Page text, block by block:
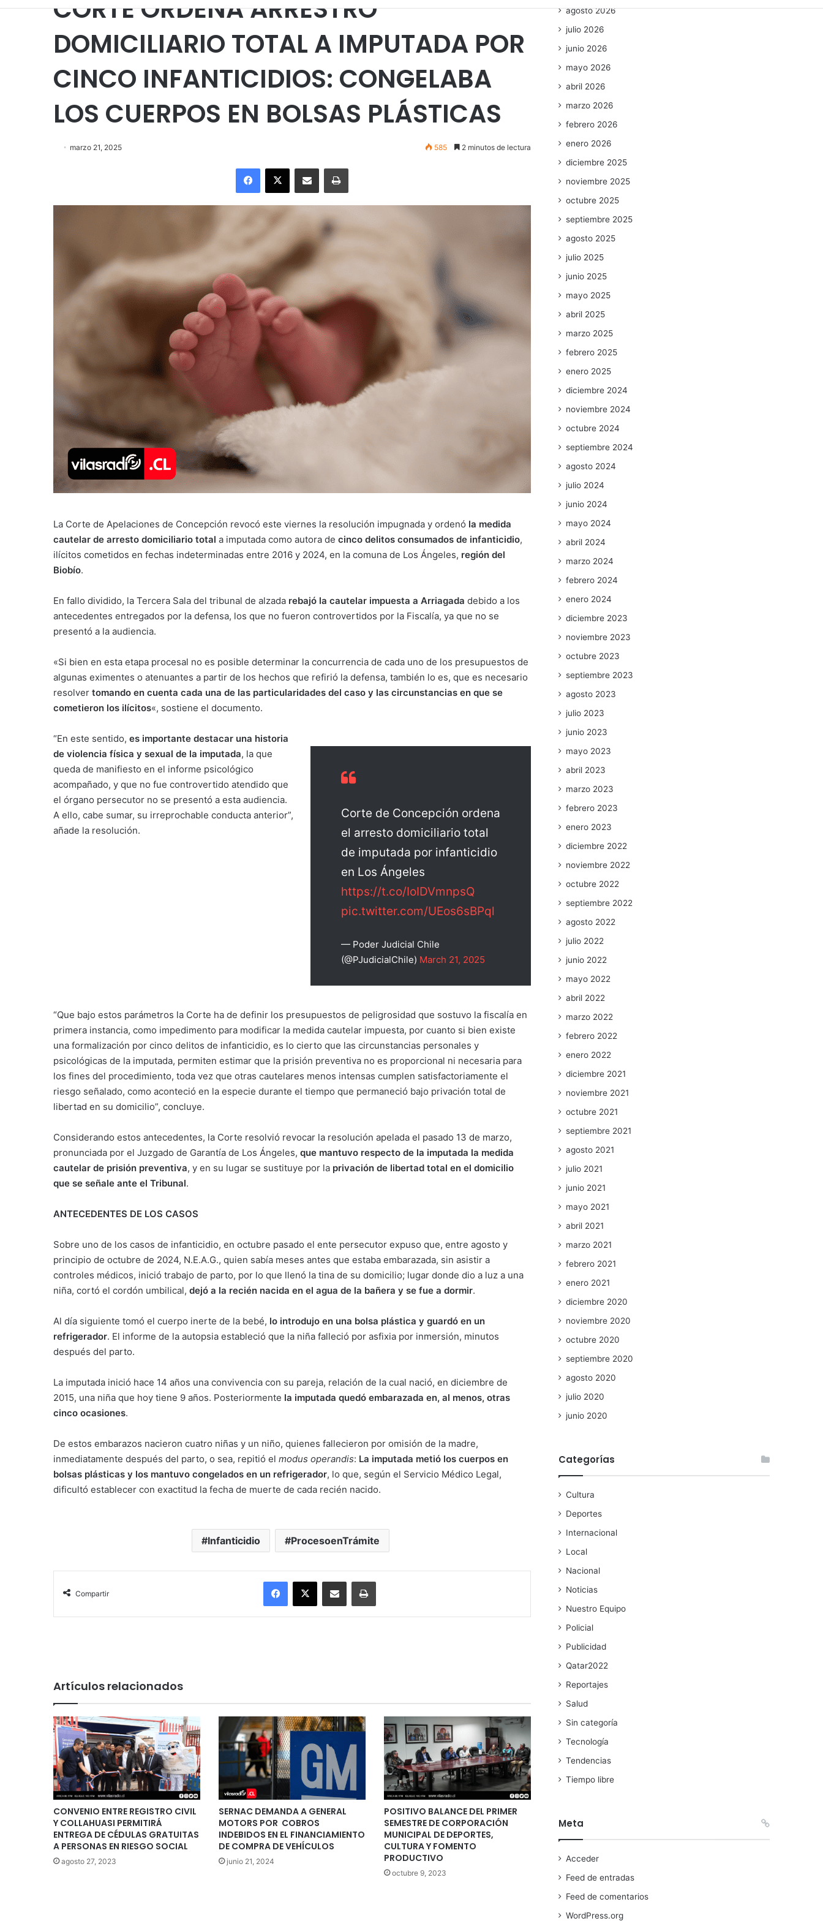
CORTE ORDENA ARRESTRO
DOMICILIARIO TOTAL A IMPUTADA POR
CINCO INFANTICIDIOS: CONGELABA
LOS CUERPOS EN BOLSAS PLÁSTICAS
marzo 21, 2025 585 2 minutos de lectura
Facebook
X Enviar vía email Imprimir
La Corte de Apelaciones de Concepción revocó este viernes la resolución impugnada y ordenó la medida
cautelar de arresto domiciliario total a imputada como autora de cinco delitos consumados de infanticidio,
ilícitos cometidos en fechas indeterminadas entre 2016 y 2024, en la comuna de Los Ángeles, región del
Biobío.
En fallo dividido, la Tercera Sala del tribunal de alzada rebajó la cautelar impuesta a Arriagada debido a los
antecedentes entregados por la defensa, los que no fueron controvertidos por la Fiscalía, ya que no se
presentó a la audiencia.
«Si bien en esta etapa procesal no es posible determinar la concurrencia de cada uno de los presupuestos de
algunas eximentes o atenuantes a partir de los hechos que refirió la defensa, también lo es, que es necesario
resolver tomando en cuenta cada una de las particularidades del caso y las circunstancias en que se
cometieron los ilícitos«, sostiene el documento.
Corte de Concepción ordena
el arresto domiciliario total
de imputada por infanticidio
en Los Ángeles
https://t.co/IoIDVmnpsQ
pic.twitter.com/UEos6sBPql
— Poder Judicial Chile
(@PJudicialChile) March 21, 2025
“En este sentido, es importante destacar una historia
de violencia física y sexual de la imputada, la que
queda de manifiesto en el informe psicológico
acompañado, y que no fue controvertido atendido que
el órgano persecutor no se presentó a esta audiencia.
A ello, cabe sumar, su irreprochable conducta anterior”,
añade la resolución.
“Que bajo estos parámetros la Corte ha de definir los presupuestos de peligrosidad que sostuvo la fiscalía en
primera instancia, como impedimento para modificar la medida cautelar impuesta, por cuanto si bien existe
una formalización por cinco delitos de infanticidio, es lo cierto que las circunstancias personales y
psicológicas de la imputada, permiten estimar que la prisión preventiva no es proporcional ni necesaria para
los fines del procedimiento, toda vez que otras cautelares menos intensas cumplen satisfactoriamente el
riesgo señalado, como aconteció en la especie durante el tiempo que permaneció bajo privación total de
libertad en su domicilio”, concluye.
Considerando estos antecedentes, la Corte resolvió revocar la resolución apelada el pasado 13 de marzo,
pronunciada por el Juzgado de Garantía de Los Ángeles, que mantuvo respecto de la imputada la medida
cautelar de prisión preventiva, y en su lugar se sustituye por la privación de libertad total en el domicilio
que se señale ante el Tribunal.
ANTECEDENTES DE LOS CASOS
Sobre uno de los casos de infanticidio, en octubre pasado el ente persecutor expuso que, entre agosto y
principio de octubre de 2024, N.E.A.G., quien sabía meses antes que estaba embarazada, sin asistir a
controles médicos, inició trabajo de parto, por lo que llenó la tina de su domicilio; lugar donde dio a luz a una
niña, cortó el cordón umbilical, dejó a la recién nacida en el agua de la bañera y se fue a dormir.
Al día siguiente tomó el cuerpo inerte de la bebé, lo introdujo en una bolsa plástica y guardó en un
refrigerador. El informe de la autopsia estableció que la niña falleció por asfixia por inmersión, minutos
después del parto.
La imputada inició hace 14 años una convivencia con su pareja, relación de la cual nació, en diciembre de
2015, una niña que hoy tiene 9 años. Posteriormente la imputada quedó embarazada en, al menos, otras
cinco ocasiones.
De estos embarazos nacieron cuatro niñas y un niño, quienes fallecieron por omisión de la madre,
inmediatamente después del parto, o sea, repitió el modus operandis: La imputada metió los cuerpos en
bolsas plásticas y los mantuvo congelados en un refrigerador, lo que, según el Servicio Médico Legal,
dificultó establecer con exactitud la fecha de muerte de cada recién nacido.
Infanticidio ProcesoenTrámite
Compartir
Facebook
X Enviar vía email Imprimir
Artículos relacionados
CONVENIO ENTRE REGISTRO CIVIL
Y COLLAHUASI PERMITIRÁ
ENTREGA DE CÉDULAS GRATUITAS
A PERSONAS EN RIESGO SOCIAL
agosto 27, 2023
SERNAC DEMANDA A GENERAL
MOTORS POR COBROS
INDEBIDOS EN EL FINANCIAMIENTO
DE COMPRA DE VEHÍCULOS
junio 21, 2024
POSITIVO BALANCE DEL PRIMER
SEMESTRE DE CORPORACIÓN
MUNICIPAL DE DEPORTES,
CULTURA Y FOMENTO
PRODUCTIVO
octubre 9, 2023
agosto 2026
julio 2026
junio 2026
mayo 2026
abril 2026
marzo 2026
febrero 2026
enero 2026
diciembre 2025
noviembre 2025
octubre 2025
septiembre 2025
agosto 2025
julio 2025
junio 2025
mayo 2025
abril 2025
marzo 2025
febrero 2025
enero 2025
diciembre 2024
noviembre 2024
octubre 2024
septiembre 2024
agosto 2024
julio 2024
junio 2024
mayo 2024
abril 2024
marzo 2024
febrero 2024
enero 2024
diciembre 2023
noviembre 2023
octubre 2023
septiembre 2023
agosto 2023
julio 2023
junio 2023
mayo 2023
abril 2023
marzo 2023
febrero 2023
enero 2023
diciembre 2022
noviembre 2022
octubre 2022
septiembre 2022
agosto 2022
julio 2022
junio 2022
mayo 2022
abril 2022
marzo 2022
febrero 2022
enero 2022
diciembre 2021
noviembre 2021
octubre 2021
septiembre 2021
agosto 2021
julio 2021
junio 2021
mayo 2021
abril 2021
marzo 2021
febrero 2021
enero 2021
diciembre 2020
noviembre 2020
octubre 2020
septiembre 2020
agosto 2020
julio 2020
junio 2020
Categorías
Cultura
Deportes
Internacional
Local
Nacional
Noticias
Nuestro Equipo
Policial
Publicidad
Qatar2022
Reportajes
Salud
Sin categoría
Tecnología
Tendencias
Tiempo libre
Meta
Acceder
Feed de entradas
Feed de comentarios
WordPress.org